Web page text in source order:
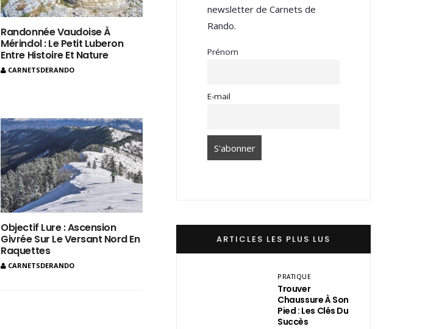
Randonnée Vaudoise À
Mérindol : Le Petit Luberon
Entre Histoire Et Nature
CARNETSDERANDO
Objectif Lure : Ascension
Givrée Sur Le Versant Nord En
Raquettes
CARNETSDERANDO
newsletter de Carnets de
Rando.
Prénom
E-mail
ARTICLES LES PLUS LUS
PRATIQUE
Trouver
Chaussure À Son
Pied : Les Clés Du
Succès